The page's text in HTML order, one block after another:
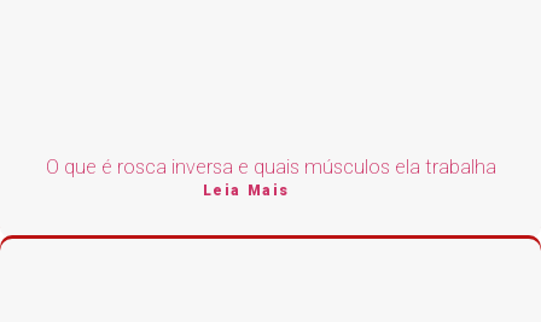
O que é rosca inversa e quais músculos ela trabalha
Leia Mais